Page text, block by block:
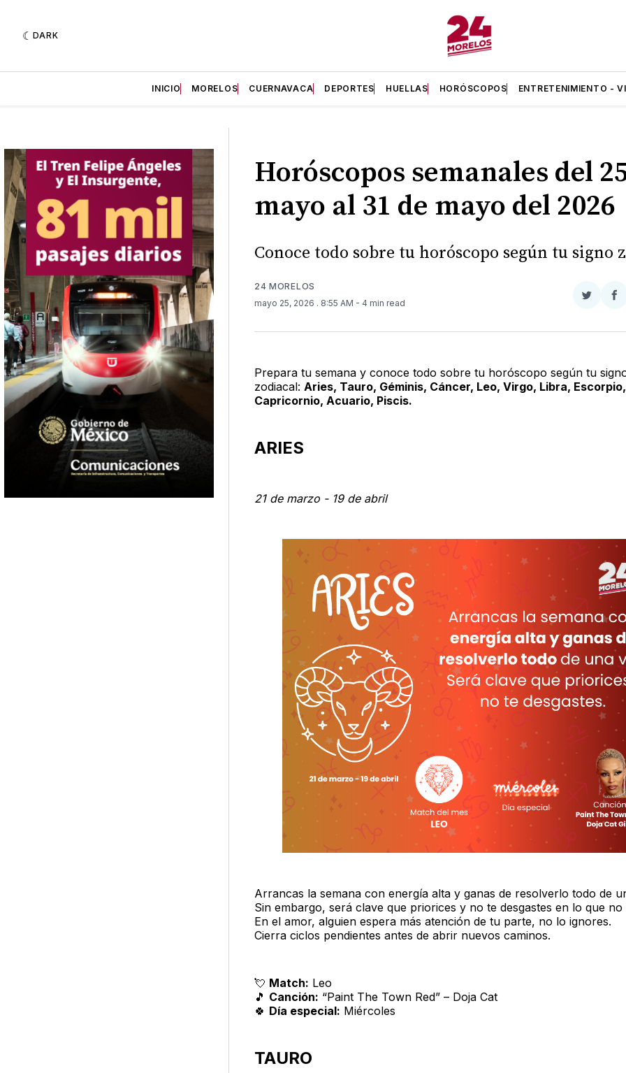
DARK
INICIO MORELOS CUERNAVACA DEPORTES HUELLAS HORÓSCOPOS ENTRETENIMIENTO -
Horóscopos semanales del
mayo al 31 de mayo del 2026
Conoce todo sobre tu horóscopo según tu signo
24 MORELOS
mayo 25, 2026 . 8:55 AM - 4 min read
Twitter
Prepara tu semana y conoce todo sobre tu horóscopo según tu
zodiacal: Aries, Tauro, Géminis, Cáncer, Leo, Virgo, Libra,
Capricornio, Acuario, Piscis.
ARIES
21 de marzo - 19 de abril
Arrancas la semana con energía alta y ganas de resolverlo todo de
Sin embargo, será clave que priorices y no te desgastes en lo que no
En el amor, alguien espera más atención de tu parte, no lo ignores.
Cierra ciclos pendientes antes de abrir nuevos caminos.
💘 Match: Leo
🎵 Canción: “Paint The Town Red” – Doja Cat
🍀 Día especial: Miércoles
TAURO